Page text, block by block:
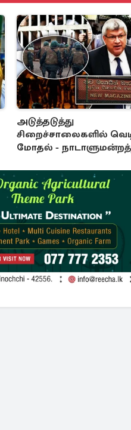
அடுத்தடுத்து
சிறைச்சாலைகளில்
மோதல் -